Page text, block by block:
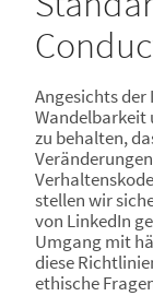
Angesichts
Wandelbarkeit
zu behalten,
stellen wir
von LinkedIn
Umgang mit
diese
ethische